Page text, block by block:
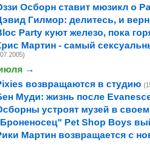
Осборн ставит мюзикл о
Гилмор: делитесь, и
Party куют железо, пока
Мартин - самый
→
возвращаются в студию
Муди: жизнь после
устроят музей в
Pet Shop Boys
Мартин возвращается с